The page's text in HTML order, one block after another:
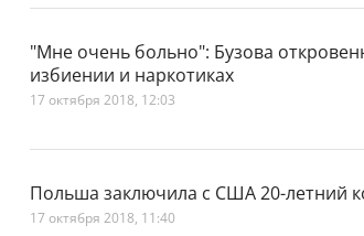
"Мне очень больно": Бузова
избиении и наркотиках
17 октября 2018, 12:03
Польша заключила с США 20-летний
17 октября 2018, 11:40